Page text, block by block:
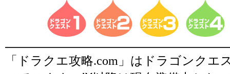
「ドラクエ攻略.com」はドラゴンク